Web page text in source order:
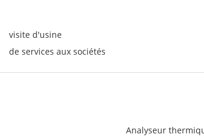
visite d'usine
de services aux sociétés
Analyseur